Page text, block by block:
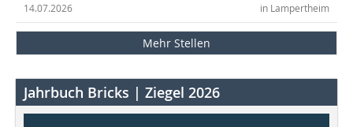
in Lampertheim
14.07.2026
Mehr Stellen
Jahrbuch Bricks | Ziegel 2026